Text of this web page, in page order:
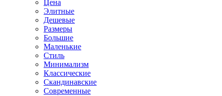
Цена
Элитные
Дешевые
Размеры
Большие
Маленькие
Стиль
Минимализм
Классические
Скандинавские
Современные